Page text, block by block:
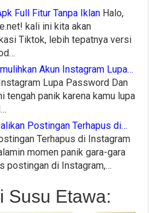
Full Fitur Tanpa Iklan Halo,
kali ini kita akan
Tiktok, lebih tepatnya versi
Akun Instagram Lupa…
Lupa Password Dan
tengah panik karena kamu lupa
Postingan Terhapus di…
Terhapus di Instagram
momen panik gara-gara
postingan di Instagram,…
Susu Etawa: